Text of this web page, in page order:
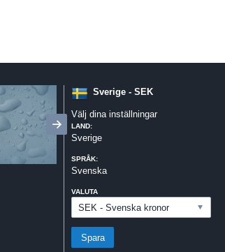
Sverige - SEK
Välj dina inställningar
LAND:
Sverige
SPRÅK:
Svenska
VALUTA